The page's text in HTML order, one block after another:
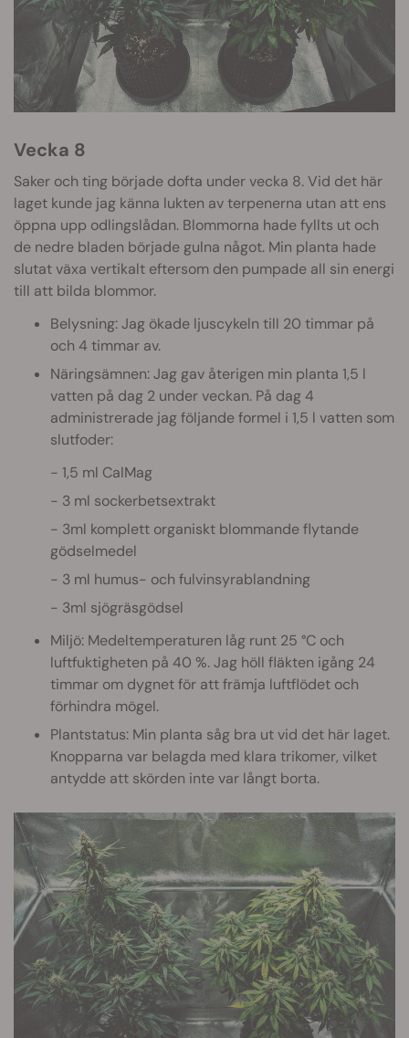
Vecka 8
Saker och ting började dofta under vecka 8. Vid det här
laget kunde jag känna lukten av terpenerna utan att ens
öppna upp odlingslådan. Blommorna hade fyllts ut och
de nedre bladen började gulna något. Min planta hade
slutat växa vertikalt eftersom den pumpade all sin energi
till att bilda blommor.
Belysning: Jag ökade ljuscykeln till 20 timmar på
och 4 timmar av.
Näringsämnen: Jag gav återigen min planta 1,5 l
vatten på dag 2 under veckan. På dag 4
administrerade jag följande formel i 1,5 l vatten som
slutfoder:
1,5 ml CalMag
3 ml sockerbetsextrakt
3ml komplett organiskt blommande flytande
gödselmedel
3 ml humus- och fulvinsyrablandning
3ml sjögräsgödsel
Miljö: Medeltemperaturen låg runt 25 °C och
luftfuktigheten på 40 %. Jag höll fläkten igång 24
timmar om dygnet för att främja luftflödet och
förhindra mögel.
Plantstatus: Min planta såg bra ut vid det här laget.
Knopparna var belagda med klara trikomer, vilket
antydde att skörden inte var långt borta.